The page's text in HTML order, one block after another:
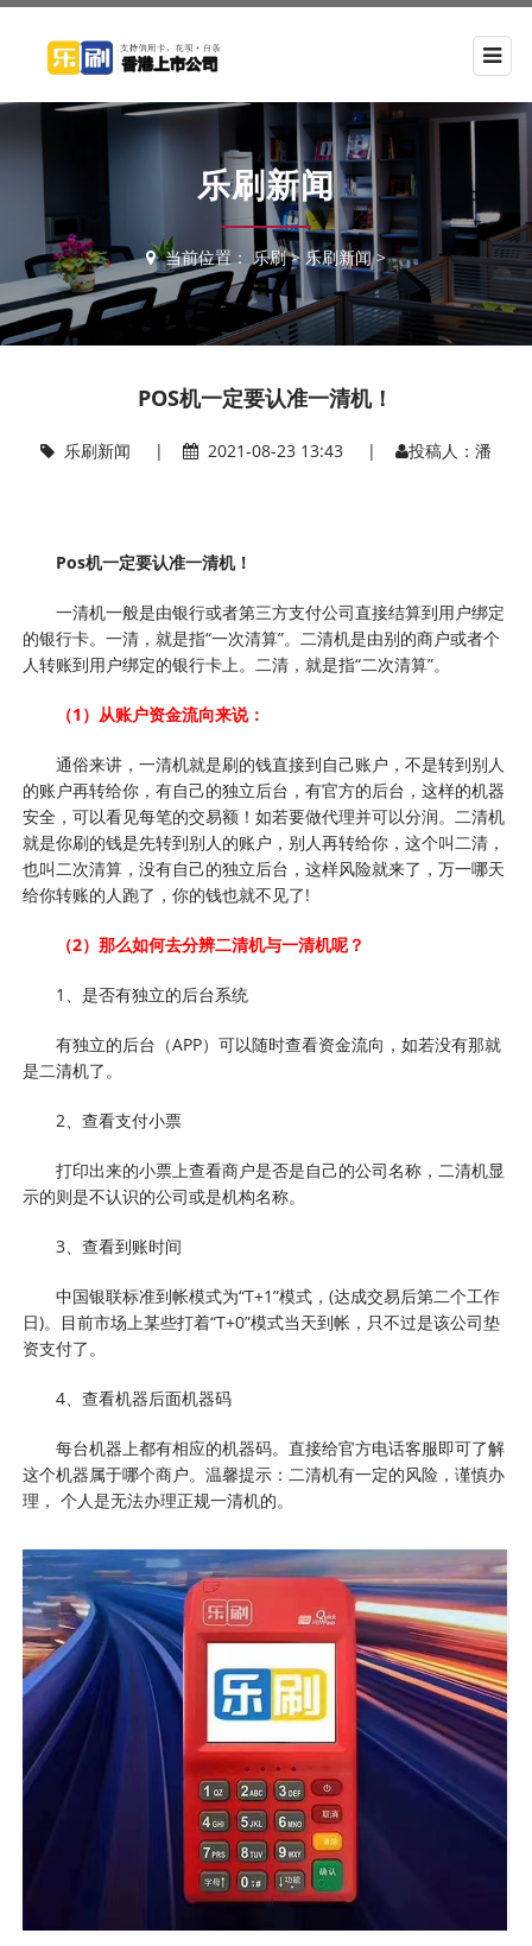
乐刷新闻
当前位置： 乐刷> 乐刷新闻>
POS机一定要认准一清机！
乐刷新闻 | 2021-08-23 13:43 | 投稿人：潘
Pos机一定要认准一清机！
一清机一般是由银行或者第三方支付公司直接结算到用户绑定
的银行卡。一清，就是指“一次清算”。二清机是由别的商户或者个
人转账到用户绑定的银行卡上。二清，就是指“二次清算”。
（1）从账户资金流向来说：
通俗来讲，一清机就是刷的钱直接到自己账户，不是转到别人
的账户再转给你，有自己的独立后台，有官方的后台，这样的机器
安全，可以看见每笔的交易额！如若要做代理并可以分润。二清机
就是你刷的钱是先转到别人的账户，别人再转给你，这个叫二清，
也叫二次清算，没有自己的独立后台，这样风险就来了，万一哪天
给你转账的人跑了，你的钱也就不见了!
（2）那么如何去分辨二清机与一清机呢？
1、是否有独立的后台系统
有独立的后台（APP）可以随时查看资金流向，如若没有那就
是二清机了。
2、查看支付小票
打印出来的小票上查看商户是否是自己的公司名称，二清机显
示的则是不认识的公司或是机构名称。
3、查看到账时间
中国银联标准到帐模式为“T+1”模式，(达成交易后第二个工作
日)。目前市场上某些打着“T+0”模式当天到帐，只不过是该公司垫
资支付了。
4、查看机器后面机器码
每台机器上都有相应的机器码。直接给官方电话客服即可了解
这个机器属于哪个商户。温馨提示：二清机有一定的风险，谨慎办
理， 个人是无法办理正规一清机的。